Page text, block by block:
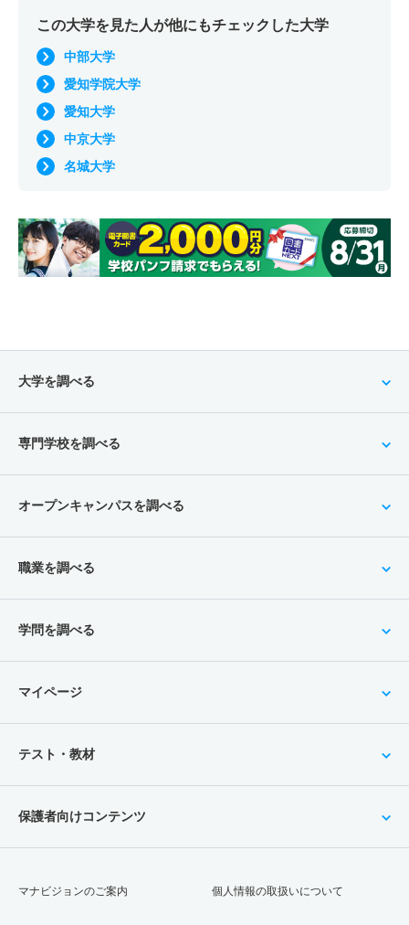
この大学を見た人が他にもチェックした大学
中部大学
愛知学院大学
愛知大学
中京大学
名城大学
大学を調べる
専門学校を調べる
オープンキャンパスを調べる
職業を調べる
学問を調べる
マイページ
テスト・教材
保護者向けコンテンツ
マナビジョンのご案内 個人情報の取扱いについて